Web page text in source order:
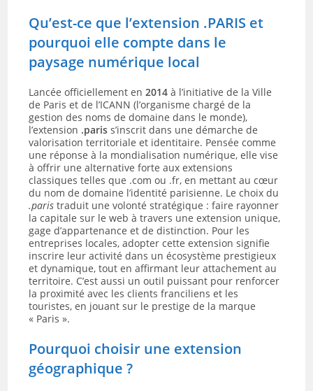
Qu’est-ce que l’extension .PARIS et
pourquoi elle compte dans le
paysage numérique local
Lancée officiellement en2014 à l’initiative de la Ville
de Paris et de l’ICANN (l’organisme chargé de la
gestion des noms de domaine dans le monde),
l’extension .paris s’inscrit dans une démarche de
valorisation territoriale et identitaire. Pensée comme
une réponse à la mondialisation numérique, elle vise
à offrir une alternative forte aux extensions
classiques telles que .com ou .fr, en mettant au cœur
du nom de domaine l’identité parisienne. Le choix du
.paris traduit une volonté stratégique : faire rayonner
la capitale sur le web à travers une extension unique,
gage d’appartenance et de distinction. Pour les
entreprises locales, adopter cette extension signifie
inscrire leur activité dans un écosystème prestigieux
et dynamique, tout en affirmant leur attachement au
territoire. C’est aussi un outil puissant pour renforcer
la proximité avec les clients franciliens et les
touristes, en jouant sur le prestige de la marque
« Paris ».
Pourquoi choisir une extension
géographique ?